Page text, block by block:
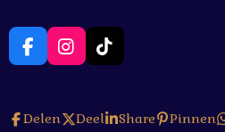
F
a
b
I
n
a
T
i
o
Delen Deel Share Pinnen